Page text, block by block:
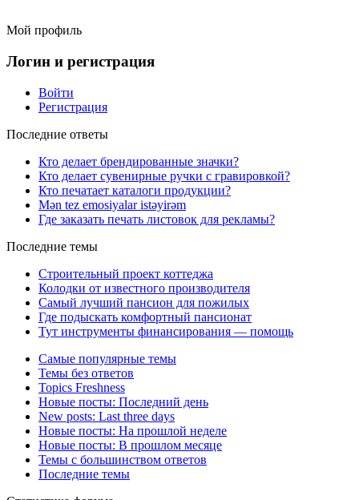
Мой профиль
Логин и регистрация
Войти
Регистрация
Последние ответы
Кто делает брендированные значки?
Кто делает сувенирные ручки с гравировкой?
Кто печатает каталоги продукции?
Mən tez emosiyalar istəyirəm
Где заказать печать листовок для рекламы?
Последние темы
Строительный проект коттеджа
Колодки от известного производителя
Самый лучший пансион для пожилых
Где подыскать комфортный пансионат
Тут инструменты финансирования — помощь
Самые популярные темы
Темы без ответов
Topics Freshness
Новые посты: Последний день
New posts: Last three days
Новые посты: На прошлой неделе
Новые посты: В прошлом месяце
Темы с большинством ответов
Последние темы